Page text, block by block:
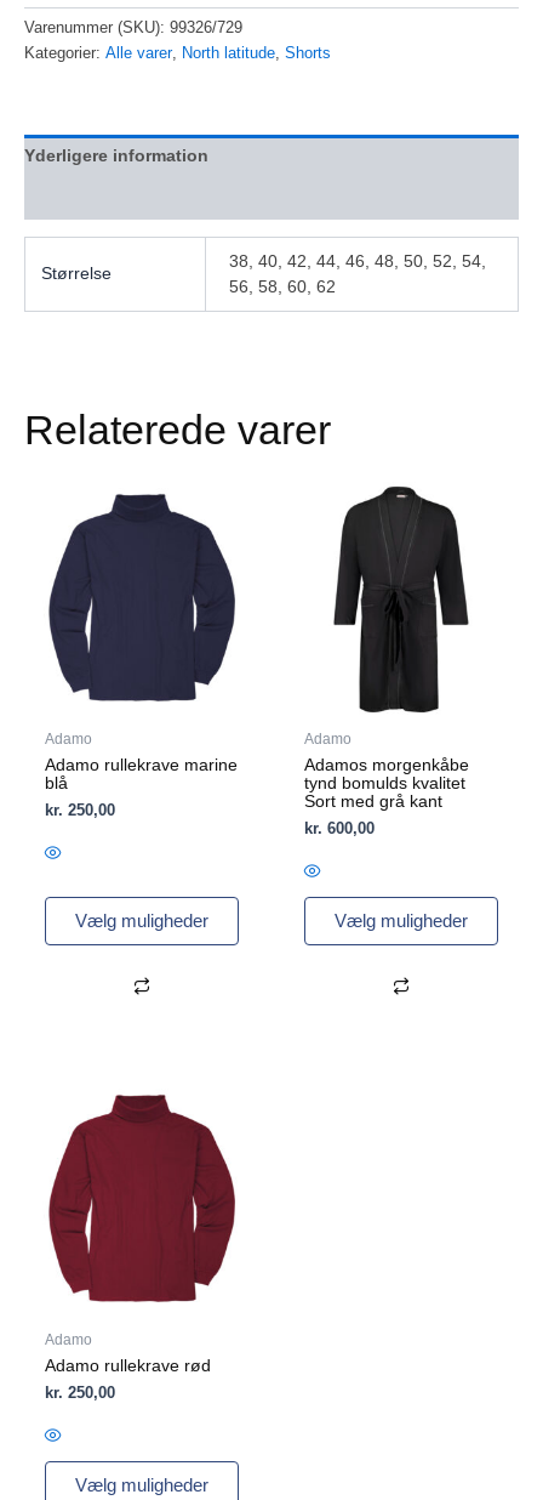
Varenummer (SKU): 99326/729
Kategorier: Alle varer, North latitude, Shorts
Yderligere information
Størrelse
38, 40, 42, 44, 46, 48, 50, 52, 54,
56, 58, 60, 62
Relaterede varer
Adamo
Adamo rullekrave marine
blå
kr. 250,00
Vælg muligheder
har
flere
varianter.
Mulighederne
kan
vælges
Adamo
Adamos morgenkåbe
tynd bomulds kvalitet
Sort med grå kant
kr. 600,00
Vælg muligheder
varianter.
Mulighederne
Adamo
Adamo rullekrave rød
kr. 250,00
Vælg muligheder
har
flere
varianter.
Mulighederne
kan
vælges